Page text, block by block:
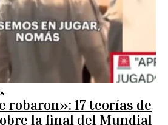
robaron»: 17 teorías de
la final del Mundial